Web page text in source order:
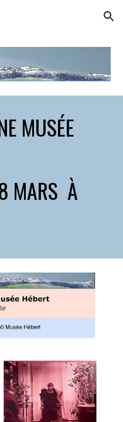
Skip to navigation
MUSÉE
MARS À